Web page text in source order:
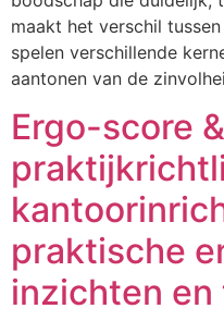
maakt het verschil
spelen verschillende
aantonen van de
Ergo-score &
praktische
inzichten en